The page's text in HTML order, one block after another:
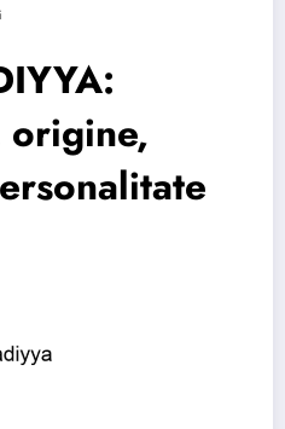
origine,